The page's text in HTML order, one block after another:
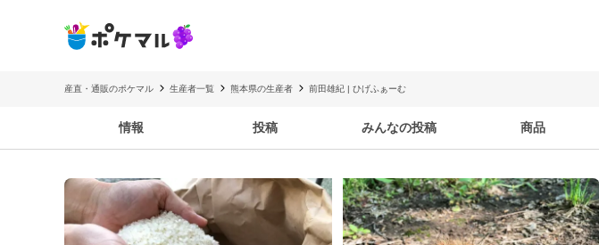
産直・通販のポケマル 生産者一覧 熊本県の生産者 前田雄紀 | ひげふぁーむ
情報 投稿 みんなの投稿 商品